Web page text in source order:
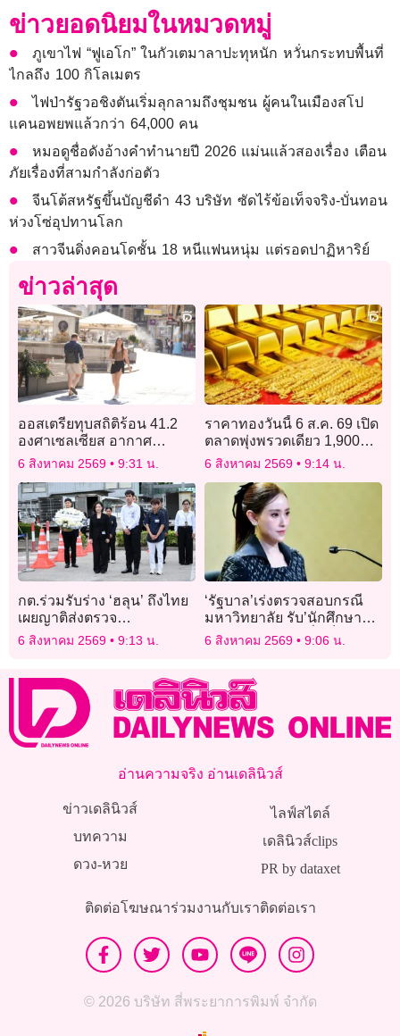
ข่าวยอดนิยมในหมวดหมู่
ภูเขาไฟ “ฟูเอโก” ในกัวเตมาลาปะทุหนัก หวั่นกระทบพื้นที่
ไกลถึง 100 กิโลเมตร
ไฟป่ารัฐวอชิงตันเริ่มลุกลามถึงชุมชน ผู้คนในเมืองสโป
แคนอพยพแล้วกว่า 64,000 คน
หมอดูชื่อดังอ้างคำทำนายปี 2026 แม่นแล้วสองเรื่อง เตือน
ภัยเรื่องที่สามกำลังก่อตัว
จีนโต้สหรัฐขึ้นบัญชีดำ 43 บริษัท ซัดไร้ข้อเท็จจริง-บั่นทอน
ห่วงโซ่อุปทานโลก
สาวจีนดิ่งคอนโดชั้น 18 หนีแฟนหนุ่ม แต่รอดปาฏิหาริย์
ข่าวล่าสุด
ออสเตรียทุบสถิติร้อน 41.2
องศาเซลเซียส อากาศ
แปรปรวนทำฝนน้อยผิดปกติ
6 สิงหาคม 2569 9:31 น.
ราคาทองวันนี้ 6 ส.ค. 69 เปิด
ตลาดพุ่งพรวดเดียว 1,900
บาท
6 สิงหาคม 2569 9:14 น.
กต.ร่วมรับร่าง ‘ฮลุน’ ถึงไทย
เผยญาติส่งตรวจ
นิติวิทยาศาสตร์ก่อนนำกลับ
6 สิงหาคม 2569 9:13 น.
‘รัฐบาล’เร่งตรวจสอบกรณี
มหาวิทยาลัย รับ’นักศึกษา
ต่างชาติ’ผิดปกติ สั่งเช็ก’ทุก
6 สิงหาคม 2569 9:06 น.
อ่านความจริง อ่านเดลินิวส์
ข่าวเดลินิวส์
บทความ
ดวง-หวย
ไลฟ์สไตล์
เดลินิวส์clips
PR by dataxet
ติดต่อโฆษณาร่วมงานกับเราติดต่อเรา
© 2026 บริษัท สี่พระยาการพิมพ์ จำกัด